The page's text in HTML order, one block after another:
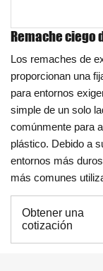
Remache ciego
Los remaches de
proporcionan una
para entornos
simple de un solo
comúnmente para
plástico. Debido a
entornos más
más comunes
Obtener una
cotización